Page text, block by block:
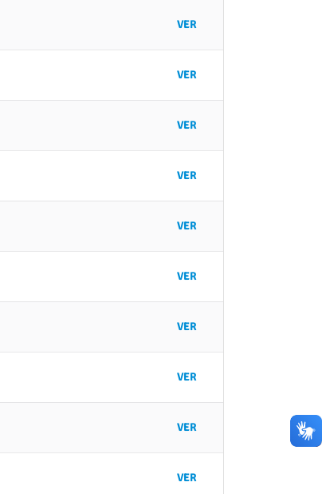
VER
VER
VER
VER
VER
VER
VER
VER
VER
VER